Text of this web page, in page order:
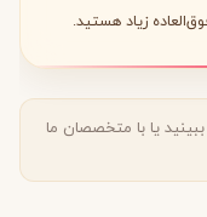
زیاد هستید.
ببینید یا با متخصصان ما